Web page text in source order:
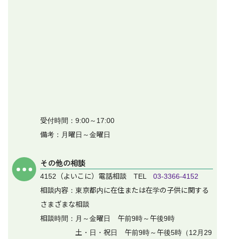
受付時間：9:00～17:00
備考：月曜日～金曜日
その他の相談
4152（よいこに）電話相談 TEL03-3366-4152
相談内容：東京都内に在住または在学の子供に関する
さまざまな相談
相談時間：月～金曜日 午前9時～午後9時
土・日・祝日 午前9時～午後5時（12月29